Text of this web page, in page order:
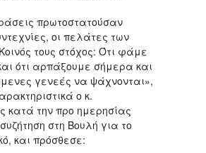
πρωτοστατούσαν
οι πελάτες των
τους στόχος: Ότι φάμε
ότι αρπάξουμε σήμερα και
γενεές να ψάχνονται»,
ο κ.
κατά την προ ημερησίας
στη Βουλή για το
και πρόσθεσε: